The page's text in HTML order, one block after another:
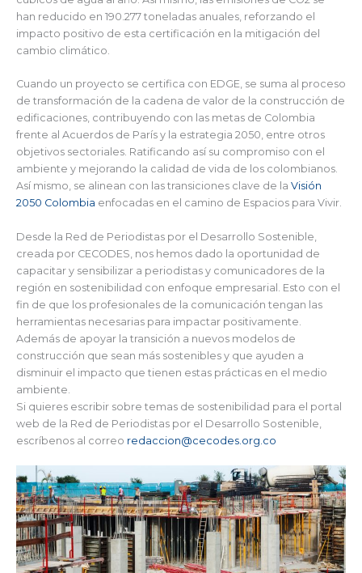
han reducido en 190.277 toneladas anuales, reforzando el
impacto positivo de esta certificación en la mitigación del
cambio climático.
Cuando un proyecto se certifica con EDGE, se suma al proceso
de transformación de la cadena de valor de la construcción de
edificaciones, contribuyendo con las metas de Colombia
frente al Acuerdos de París y la estrategia 2050, entre otros
objetivos sectoriales. Ratificando así su compromiso con el
ambiente y mejorando la calidad de vida de los colombianos.
Así mismo, se alinean con las transiciones clave de la Visión
2050 Colombia enfocadas en el camino de Espacios para Vivir.
Desde la Red de Periodistas por el Desarrollo Sostenible,
creada por CECODES, nos hemos dado la oportunidad de
capacitar y sensibilizar a periodistas y comunicadores de la
región en sostenibilidad con enfoque empresarial. Esto con el
fin de que los profesionales de la comunicación tengan las
herramientas necesarias para impactar positivamente.
Además de apoyar la transición a nuevos modelos de
construcción que sean más sostenibles y que ayuden a
disminuir el impacto que tienen estas prácticas en el medio
ambiente.
Si quieres escribir sobre temas de sostenibilidad para el portal
web de la Red de Periodistas por el Desarrollo Sostenible,
escríbenos al correo redaccion@cecodes.org.co